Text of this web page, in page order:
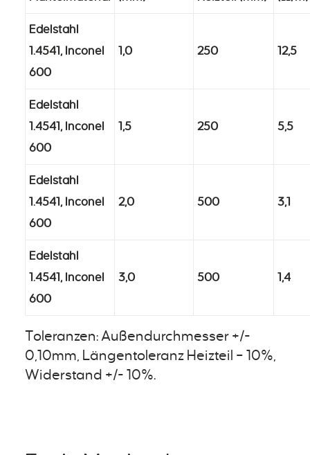
Edelstahl
1.4541, Inconel
600
1,0 250 12,5
Edelstahl
1.4541, Inconel
600
1,5 250 5,5
Edelstahl
1.4541, Inconel
600
2,0 500 3,1
Edelstahl
1.4541, Inconel
600
3,0 500 1,4
Toleranzen: Außendurchmesser +/-
0,10mm, Längentoleranz Heizteil – 10%,
Widerstand +/- 10%.